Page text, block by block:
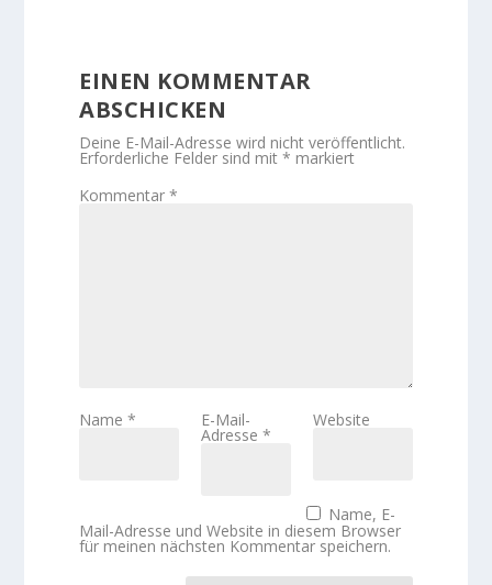
EINEN KOMMENTAR
ABSCHICKEN
Deine E-Mail-Adresse wird nicht veröffentlicht.
Erforderliche Felder sind mit* markiert
Kommentar*
Name* E-Mail-
Adresse*
Website
Name, E-
Mail-Adresse und Website in diesem Browser
für meinen nächsten Kommentar speichern.